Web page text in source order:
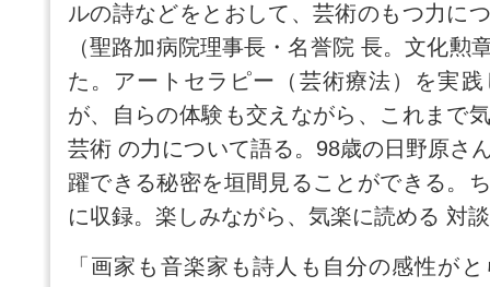
ルの詩などをとおして、芸術のもつ力に
（聖路加病院理事長・名誉院 長。文化勲
た。アートセラピー（芸術療法）を実
が、自らの体験も交えながら、これまで
芸術 の力について語る。98歳の日野原さ
躍できる秘密を垣間見ることができる。
に収録。楽しみながら、気楽に読める 対
「画家も音楽家も詩人も自分の感性が